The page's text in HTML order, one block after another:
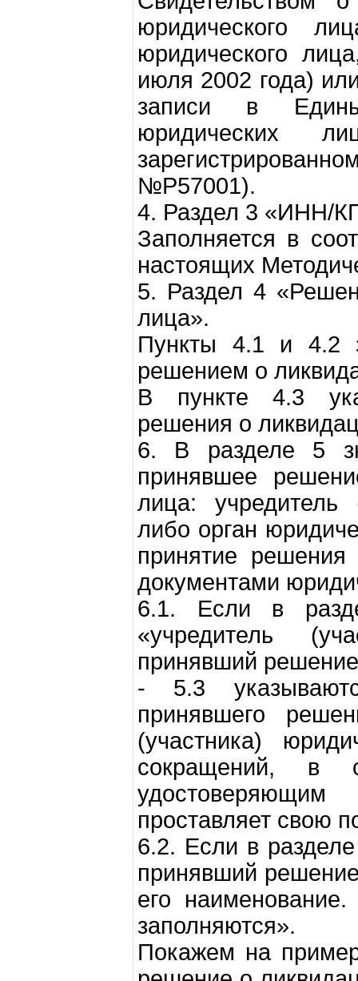
юридического
юридического
июля 2002 года)
записи в
юридических
№Р57001).
4. Раздел 3 «ИНН/
Заполняется в
настоящих
5. Раздел 4
лица».
Пункты 4.1 и 4.2
решением о
В пункте 4.3
решения о
6. В разделе 5
принявшее
лица: учредитель
либо орган
принятие
документами
6.1. Если в
«учредитель
принявший
- 5.3
принявшего
(участника)
сокращений, в
проставляет свою
6.2. Если в
принявший
его
заполняются».
Покажем на